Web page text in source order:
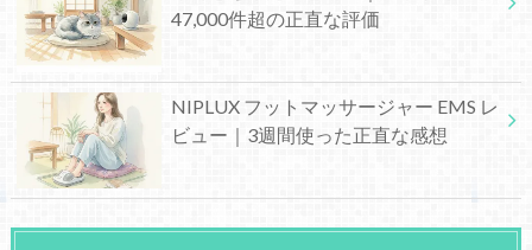
47,000件超の正直な評価
NIPLUX フットマッサージャー EMS レ
ビュー｜3週間使った正直な感想